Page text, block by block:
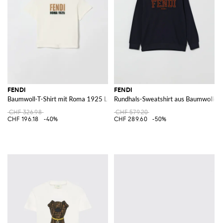
FENDI
Baumwoll-T-Shirt mit Roma 1925 Logo
CHF 326.98
CHF 196.18
-40%
FENDI
Rundhals-Sweatshirt aus Baumwolle
CHF 579.20
CHF 289.60
-50%